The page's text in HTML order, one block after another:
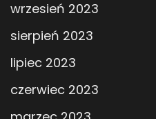
wrzesień 2023
sierpień 2023
lipiec 2023
czerwiec 2023